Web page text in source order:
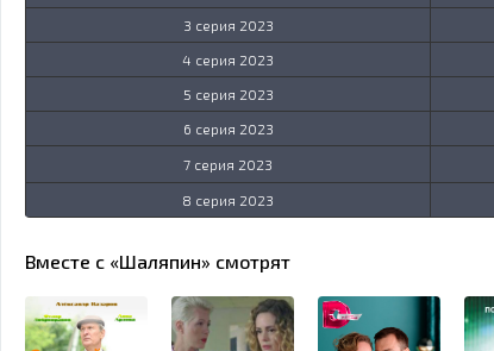
3 серия 2023
4 серия 2023
5 серия 2023
6 серия 2023
7 серия 2023
8 серия 2023
Вместе с «Шаляпин» смотрят